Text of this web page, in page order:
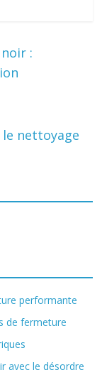
:
nettoyage
performante
de fermeture
avec le désordre